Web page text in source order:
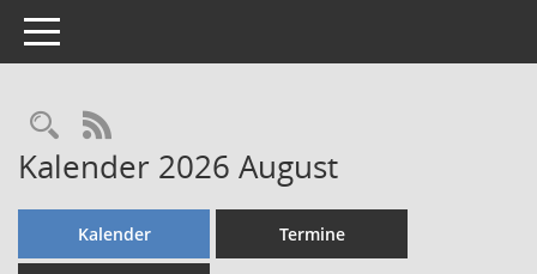
Toggle navigation
Rechercheauswahl
RSS-Feed
Kalender 2026 August
Kalender Termine